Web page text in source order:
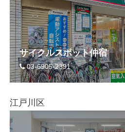
店舗ブログ
イベント
特集
メディア
サイクルスポット仲宿
03-6905-2391
江戸川区